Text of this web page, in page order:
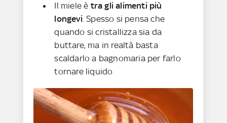
Il miele è tra gli alimenti più
longevi. Spesso si pensa che
quando si cristallizza sia da
buttare, ma in realtà basta
scaldarlo a bagnomaria per farlo
tornare liquido